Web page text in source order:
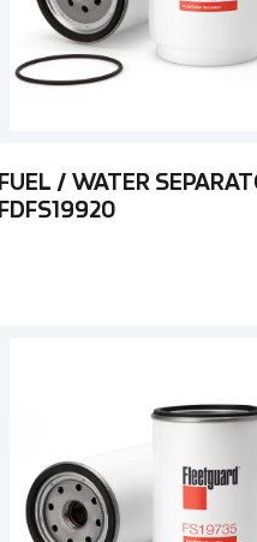
FUEL / WATER
FDFS19920